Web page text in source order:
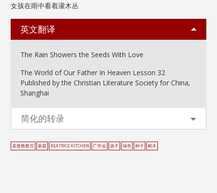
女孩在雨中看着灌木丛
英文翻译
The Rain Showers the Seeds With Love
The World of Our Father In Heaven Lesson 32
Published by the Christian Literature Society for China,
Shanghai
简化的转录
基督教教导 家庭 BEATRICE KITCHEN 广学会 孩子 绿色 种子 树木